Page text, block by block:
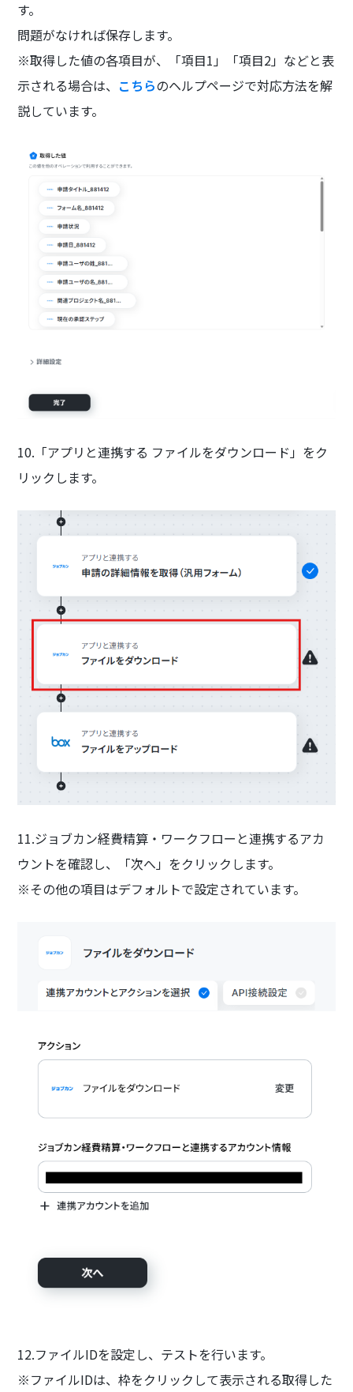
す。
問題がなければ保存します。
※取得した値の各項目が、「項目1」「項目2」などと表
示される場合は、 こちらのヘルプページで対応方法を解
説しています。
10.「アプリと連携する ファイルをダウンロード」をク
リックします。
11.ジョブカン経費精算・ワークフローと連携するアカ
ウントを確認し、「次へ」をクリックします。
※その他の項目はデフォルトで設定されています。
12.ファイルIDを設定し、テストを行います。
※ファイルIDは、枠をクリックして表示される取得した